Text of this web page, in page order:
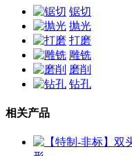
锯切
抛光
打磨
雕铣
磨削
钻孔
相关产品